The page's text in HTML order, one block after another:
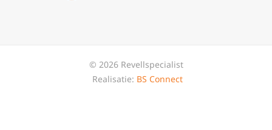
© 2026 Revellspecialist
Realisatie: BS Connect